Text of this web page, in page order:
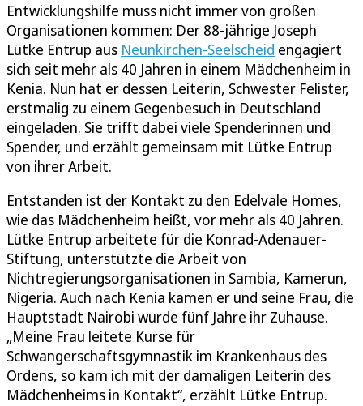
Entwicklungshilfe muss nicht immer von großen
Organisationen kommen: Der 88-jährige Joseph
Lütke Entrup aus Neunkirchen-Seelscheid engagiert
sich seit mehr als 40 Jahren in einem Mädchenheim in
Kenia. Nun hat er dessen Leiterin, Schwester Felister,
erstmalig zu einem Gegenbesuch in Deutschland
eingeladen. Sie trifft dabei viele Spenderinnen und
Spender, und erzählt gemeinsam mit Lütke Entrup
von ihrer Arbeit.
Entstanden ist der Kontakt zu den Edelvale Homes,
wie das Mädchenheim heißt, vor mehr als 40 Jahren.
Lütke Entrup arbeitete für die Konrad-Adenauer-
Stiftung, unterstützte die Arbeit von
Nichtregierungsorganisationen in Sambia, Kamerun,
Nigeria. Auch nach Kenia kamen er und seine Frau, die
Hauptstadt Nairobi wurde fünf Jahre ihr Zuhause.
„Meine Frau leitete Kurse für
Schwangerschaftsgymnastik im Krankenhaus des
Ordens, so kam ich mit der damaligen Leiterin des
Mädchenheims in Kontakt“, erzählt Lütke Entrup.